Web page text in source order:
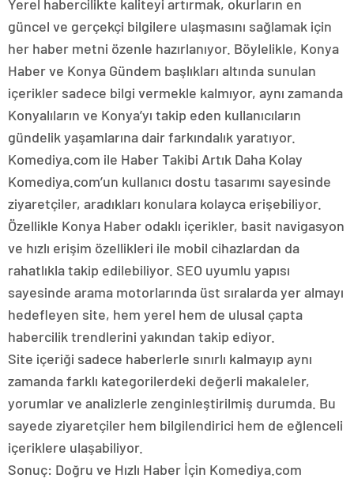
Yerel habercilikte kaliteyi artırmak, okurların en
güncel ve gerçekçi bilgilere ulaşmasını sağlamak için
her haber metni özenle hazırlanıyor. Böylelikle, Konya
Haber ve Konya Gündem başlıkları altında sunulan
içerikler sadece bilgi vermekle kalmıyor, aynı zamanda
Konyalıların ve Konya’yı takip eden kullanıcıların
gündelik yaşamlarına dair farkındalık yaratıyor.
Komediya.com ile Haber Takibi Artık Daha Kolay
Komediya.com’un kullanıcı dostu tasarımı sayesinde
ziyaretçiler, aradıkları konulara kolayca erişebiliyor.
Özellikle Konya Haber odaklı içerikler, basit navigasyon
ve hızlı erişim özellikleri ile mobil cihazlardan da
rahatlıkla takip edilebiliyor. SEO uyumlu yapısı
sayesinde arama motorlarında üst sıralarda yer almayı
hedefleyen site, hem yerel hem de ulusal çapta
habercilik trendlerini yakından takip ediyor.
Site içeriği sadece haberlerle sınırlı kalmayıp aynı
zamanda farklı kategorilerdeki değerli makaleler,
yorumlar ve analizlerle zenginleştirilmiş durumda. Bu
sayede ziyaretçiler hem bilgilendirici hem de eğlenceli
içeriklere ulaşabiliyor.
Sonuç: Doğru ve Hızlı Haber İçin Komediya.com